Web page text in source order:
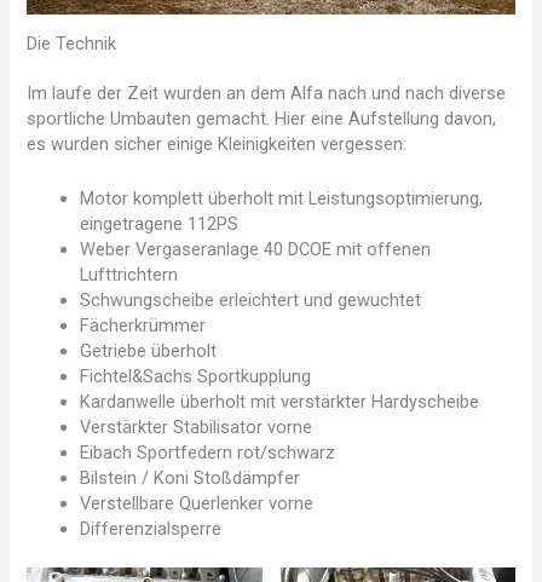
Die Technik
Im laufe der Zeit wurden an dem Alfa nach und nach diverse
sportliche Umbauten gemacht. Hier eine Aufstellung davon,
es wurden sicher einige Kleinigkeiten vergessen:
Motor komplett überholt mit Leistungsoptimierung,
eingetragene 112PS
Weber Vergaseranlage 40 DCOE mit offenen
Lufttrichtern
Schwungscheibe erleichtert und gewuchtet
Fächerkrümmer
Getriebe überholt
Fichtel&Sachs Sportkupplung
Kardanwelle überholt mit verstärkter Hardyscheibe
Verstärkter Stabilisator vorne
Eibach Sportfedern rot/schwarz
Bilstein / Koni Stoßdämpfer
Verstellbare Querlenker vorne
Differenzialsperre